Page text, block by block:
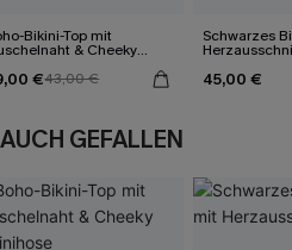
Bikini-Top mit
& Cheeky
€43,00 €
Schwarzes
45,00 €
GEFALLEN